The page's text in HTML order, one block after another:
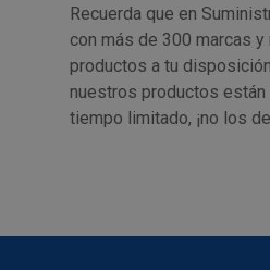
Recuerda que en
con más de 300 marcas
productos a tu
nuestros productos
tiempo limitado, ¡no los